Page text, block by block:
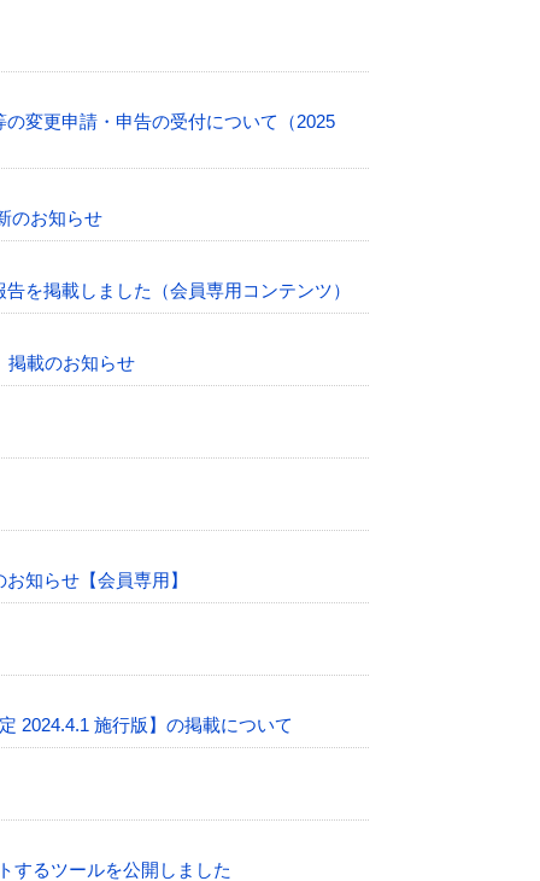
変更申請・申告の受付について（2025
のお知らせ
を掲載しました（会員専用コンテンツ）
掲載のお知らせ
知らせ【会員専用】
2024.4.1 施行版】の掲載について
するツールを公開しました